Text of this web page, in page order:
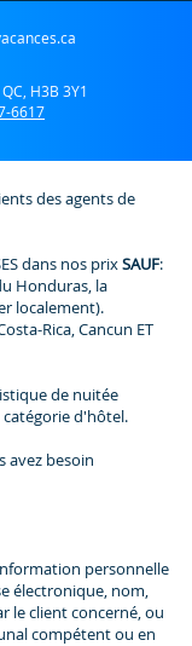
H3B 3Y1
6617
des agents de
dans nos prixSAUF:
Honduras, la
localement).
Rica, Cancun ET
de nuitée
catégorie d'hôtel.
avez besoin
personnelle
électronique, nom,
le client concerné, ou
compétent ou en